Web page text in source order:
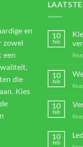
en
zowel
een
die
Kies
10
feb
10
feb
10
feb
10
feb